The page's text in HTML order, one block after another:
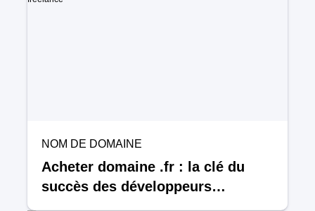
NOM DE DOMAINE
Acheter domaine .fr : la clé du
succès des développeurs